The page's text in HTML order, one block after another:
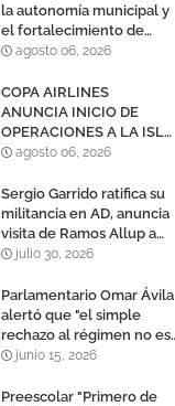
la autonomía municipal y
el fortalecimiento de
servicios públicos
agosto 06, 2026
COPA AIRLINES
ANUNCIA INICIO DE
OPERACIONES A LA ISLA
DE MARGARITA,
agosto 06, 2026
Sergio Garrido ratifica su
militancia en AD, anuncia
visita de Ramos Allup a
Barinas y llama a
cauteloso»
julio 30, 2026
Parlamentario Omar Ávila
alertó que "el simple
rechazo al régimen no es
suficiente para lograr un
efectivo"
junio 15, 2026
Preescolar "Primero de